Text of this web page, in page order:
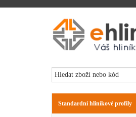
Standardní hliníkové profily